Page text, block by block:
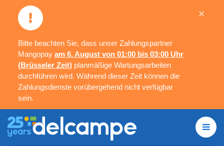
Bitte beachten Sie, dass unser Zahlungspartner
Mangopay am 6. August von 01:00 bis 03:00 Uhr
(Brüsseler Zeit) planmäßige Wartungsarbeiten
durchführen wird. Während dieser Zeit können die
Zahlungsdienste vorübergehend nicht verfügbar
sein.
×